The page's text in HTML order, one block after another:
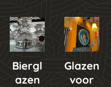
Biergl
azen
Glazen
voor